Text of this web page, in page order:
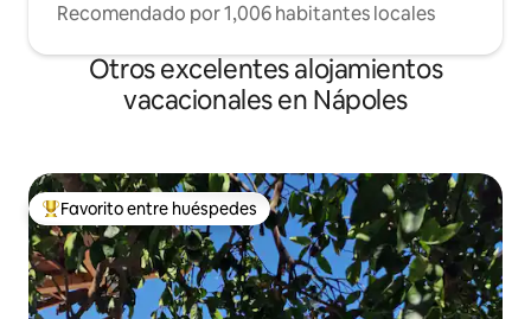
Recomendado por 1,006 habitantes locales
Otros excelentes alojamientos
vacacionales en Nápoles
De los mejores en Favorito entre huéspedes
Favorito entre huéspedes